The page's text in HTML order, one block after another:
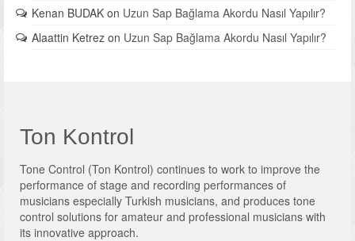
Kenan BUDAK on Uzun Sap Bağlama Akordu Nasıl Yapılır?
Alaattin Ketrez on Uzun Sap Bağlama Akordu Nasıl Yapılır?
Ton Kontrol
Tone Control (Ton Kontrol) continues to work to improve the
performance of stage and recording performances of
musicians especially Turkish musicians, and produces tone
control solutions for amateur and professional musicians with
its innovative approach.